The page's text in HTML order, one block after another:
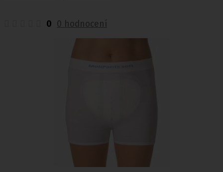
0 0 hodnocení